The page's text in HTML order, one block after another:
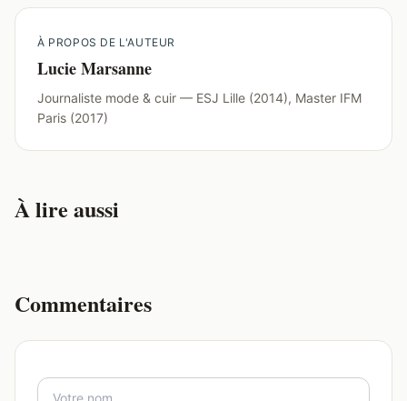
À PROPOS DE L'AUTEUR
Lucie Marsanne
Journaliste mode & cuir — ESJ Lille (2014), Master IFM
Paris (2017)
À lire aussi
Commentaires